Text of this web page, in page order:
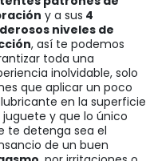
y a sus 4
niveles de
, así te podemos
toda una
inolvidable, solo
que aplicar un poco
en la superficie
juguete y que lo único
te detenga sea el
de un buen